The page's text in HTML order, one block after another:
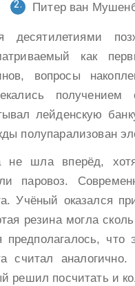
Питер ван
десятилетиями
как
вопросы
лейденскую
полупарализован
не шла вперёд,
паровоз.
Учёный оказался
резина могла
предполагалось,
считал
решил посчитать и